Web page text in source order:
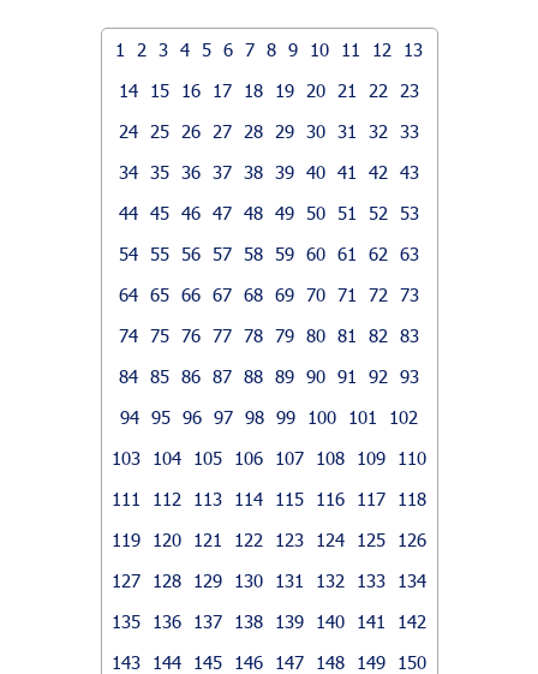
1 2 3 4 5 6 7 8 9 10 11 12
13
14
15 16 17 18 19 20 21 22
23
24
25 26 27 28 29 30 31 32
33
34 35 36 37 38 39 40 41 42
43
44 45 46 47 48 49 50 51 52
53
54 55 56 57 58 59 60 61 62
63
64 65 66 67 68 69 70 71 72
73
74 75 76 77 78 79 80 81 82
83
84 85 86 87 88 89 90 91 92
93
94 95 96 97 98 99 100 101
102
103
104 105 106 107 108 109
110
111
112 113 114 115 116 117
118
119
120 121 122 123 124 125
126
127
128 129 130 131 132 133
134
135
136 137 138 139 140 141
142
143
144 145 146 147 148 149
150